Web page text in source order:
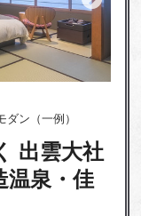
ン（一例）
出雲大社
温泉・佳